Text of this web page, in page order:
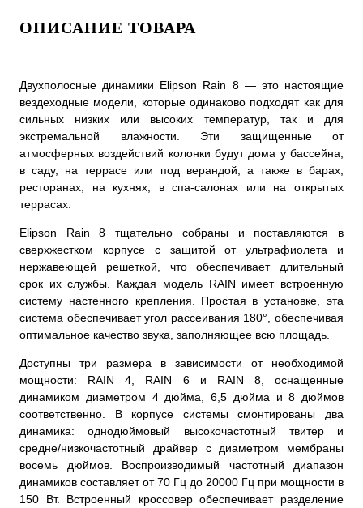
ОПИСАНИЕ ТОВАРА
Двухполосные динамики Elipson Rain 8 — это настоящие
вездеходные модели, которые одинаково подходят как для
сильных низких или высоких температур, так и для
экстремальной влажности. Эти защищенные от
атмосферных воздействий колонки будут дома у бассейна,
в саду, на террасе или под верандой, а также в барах,
ресторанах, на кухнях, в спа-салонах или на открытых
террасах.
Elipson Rain 8 тщательно собраны и поставляются в
сверхжестком корпусе с защитой от ультрафиолета и
нержавеющей решеткой, что обеспечивает длительный
срок их службы. Каждая модель RAIN имеет встроенную
систему настенного крепления. Простая в установке, эта
система обеспечивает угол рассеивания 180°, обеспечивая
оптимальное качество звука, заполняющее всю площадь.
Доступны три размера в зависимости от необходимой
мощности: RAIN 4, RAIN 6 и RAIN 8, оснащенные
динамиком диаметром 4 дюйма, 6,5 дюйма и 8 дюймов
соответственно. В корпусе системы смонтированы два
динамика: однодюймовый высокочастотный твитер и
средне/низкочастотный драйвер с диаметром мембраны
восемь дюймов. Воспроизводимый частотный диапазон
динамиков составляет от 70 Гц до 20000 Гц при мощности в
150 Вт. Встроенный кроссовер обеспечивает разделение